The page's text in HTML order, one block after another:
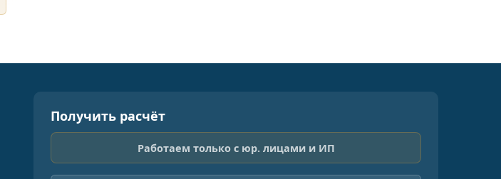
Получить расчёт
Работаем только с юр. лицами и ИП